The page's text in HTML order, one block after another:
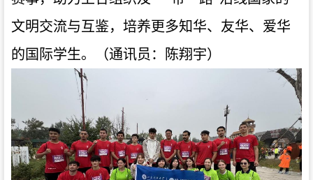
文明交流与互鉴，培养更多知华、友华、爱华
的国际学生。（通讯员：陈翔宇）